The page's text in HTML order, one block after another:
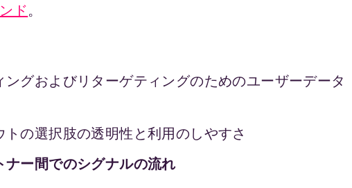
ド。
ングおよびリターゲティングのためのユーザーデータ
トの選択肢の透明性と利用のしやすさ
ナー間でのシグナルの流れ